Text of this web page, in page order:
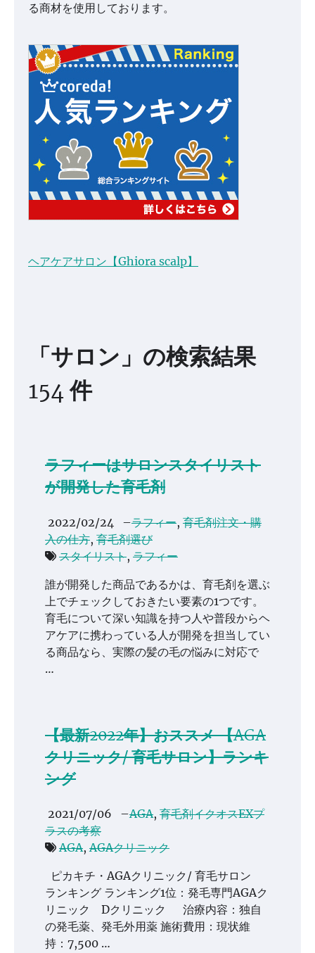
る商材を使用しております。
ヘアケアサロン【Ghiora scalp】
「サロン」の検索結果
154 件
ラフィーはサロンスタイリスト
が開発した育毛剤
2022/02/24 –ラフィー, 育毛剤注文・購
入の仕方, 育毛剤選び
スタイリスト, ラフィー
誰が開発した商品であるかは、育毛剤を選ぶ
上でチェックしておきたい要素の1つです。
育毛について深い知識を持つ人や普段からヘ
アケアに携わっている人が開発を担当してい
る商品なら、実際の髪の毛の悩みに対応で
…
【最新2022年】おススメ 【AGA
クリニック/ 育毛サロン】ランキ
ング
2021/07/06 –AGA, 育毛剤イクオスEXプ
ラスの考察
AGA,AGAクリニック
ピカキチ・AGAクリニック/ 育毛サロン
ランキング ランキング1位：発毛専門AGAク
リニック Dクリニック 治療内容：独自
の発毛薬、発毛外用薬 施術費用：現状維
持：7,500 …